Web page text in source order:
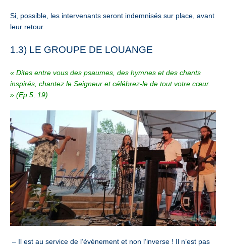
Si, possible, les intervenants seront indemnisés sur place, avant
leur retour.
1.3) LE GROUPE DE LOUANGE
« Dites entre vous des psaumes, des hymnes et des chants
inspirés, chantez le Seigneur et célébrez-le de tout votre cœur.
» (Ep 5, 19)
– Il est au service de l’évènement et non l’inverse ! Il n’est pas